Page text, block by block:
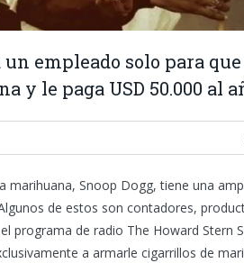
empleado solo para
y le paga USD 50.000 al
marihuana, Snoop Dogg, tiene una
de estos son contadores,
programa de radio The Howard Stern
a armarle cigarrillos de